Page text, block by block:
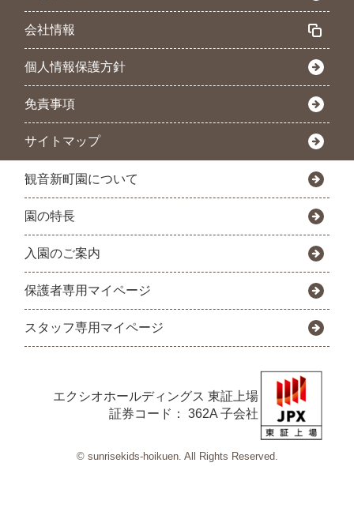
会社情報
個人情報保護方針
免責事項
サイトマップ
観音新町園について
園の特長
入園のご案内
保護者専用マイページ
スタッフ専用マイページ
エクシオホールディングス 東証上場
証券コード： 362A 子会社
© sunrisekids-hoikuen. All Rights Reserved.